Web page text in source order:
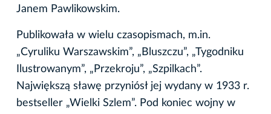
Janem Pawlikowskim.
Publikowała w wielu czasopismach, m.in.
„Cyruliku Warszawskim”, „Bluszczu”, „Tygodniku
Ilustrowanym”, „Przekroju”, „Szpilkach”.
Największą sławę przyniósł jej wydany w 1933 r.
bestseller „Wielki Szlem”. Pod koniec wojny w